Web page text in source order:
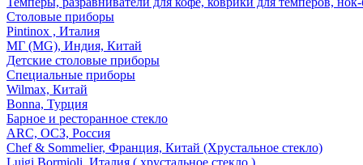
Столовые приборы
Pintinox , Италия
МГ (MG), Индия, Китай
Детские столовые приборы
Специальные приборы
Wilmax, Китай
Bonna, Турция
Барное и ресторанное стекло
ARC, ОСЗ, Россия
Chef & Sommelier, Франция, Китай (Хрустальное стекло)
Luigi Bormioli, Италия ( хрустальное стекло )